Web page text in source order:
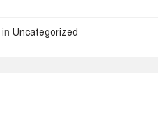
inUncategorized